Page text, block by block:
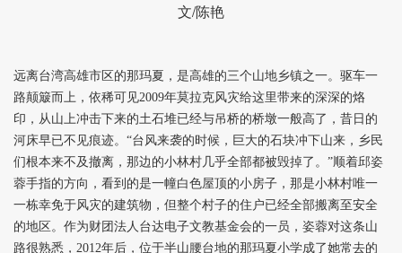
文/陈艳
远离台湾高雄市区的那玛夏，是高雄的三个山地乡镇之一。驱车一
路颠簸而上，依稀可见2009年莫拉克风灾给这里带来的深深的烙
印，从山上冲击下来的土石堆已经与吊桥的桥墩一般高了，昔日的
河床早已不见痕迹。“台风来袭的时候，巨大的石块冲下山来，乡民
们根本来不及撤离，那边的小林村几乎全部都被毁掉了。”顺着邱姿
蓉手指的方向，看到的是一幢白色屋顶的小房子，那是小林村唯一
一栋幸免于风灾的建筑物，但整个村子的住户已经全部搬离至安全
的地区。作为财团法人台达电子文教基金会的一员，姿蓉对这条山
路很熟悉，2012年后，位于半山腰台地的那玛夏小学成了她常去的